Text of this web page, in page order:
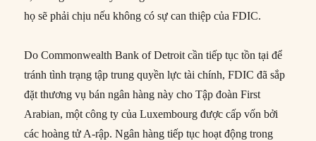
họ sẽ phải chịu nếu không có sự can thiệp của FDIC.
Do Commonwealth Bank of Detroit cần tiếp tục tồn tại để
tránh tình trạng tập trung quyền lực tài chính, FDIC đã sắp
đặt thương vụ bán ngân hàng này cho Tập đoàn First
Arabian, một công ty của Luxembourg được cấp vốn bởi
các hoàng tử A-rập. Ngân hàng tiếp tục hoạt động trong